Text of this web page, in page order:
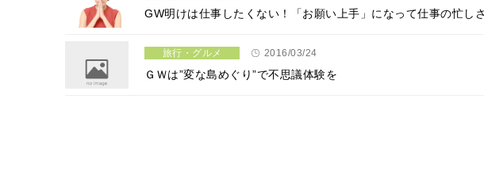
GW明けは仕事したくない！「お願い上手」になって仕事の忙し
旅行・グルメ 2016/03/24
ＧＷは”変な島めぐり”で不思議体験を